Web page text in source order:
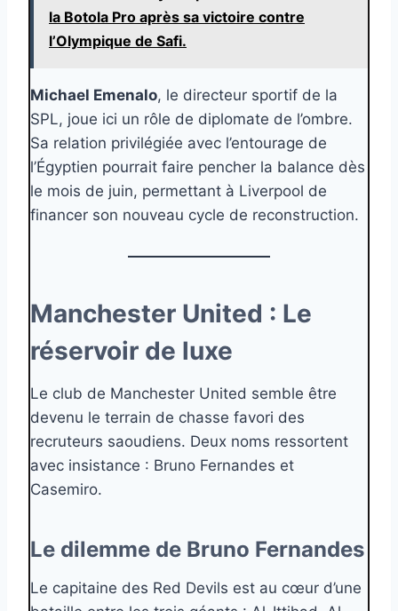
la Botola Pro après sa victoire contre
l’Olympique de Safi.
Michael Emenalo, le directeur sportif de la
SPL, joue ici un rôle de diplomate de l’ombre.
Sa relation privilégiée avec l’entourage de
l’Égyptien pourrait faire pencher la balance dès
le mois de juin, permettant à Liverpool de
financer son nouveau cycle de reconstruction.
Manchester United : Le
réservoir de luxe
Le club de Manchester United semble être
devenu le terrain de chasse favori des
recruteurs saoudiens. Deux noms ressortent
avec insistance : Bruno Fernandes et
Casemiro.
Le dilemme de Bruno Fernandes
Le capitaine des Red Devils est au cœur d’une